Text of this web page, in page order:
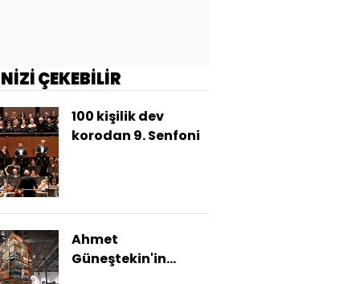
ÇEKEBİLİR
100 kişilik dev
korodan 9. Senfoni
Ahmet
Güneştekin'in